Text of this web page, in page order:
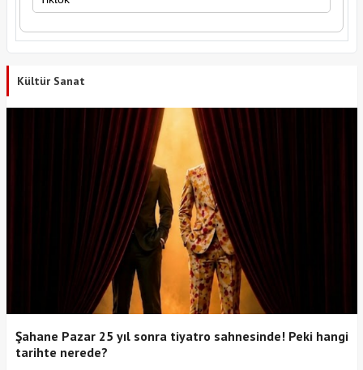
Kültür Sanat
Şahane Pazar 25 yıl sonra tiyatro sahnesinde! Peki hangi
tarihte nerede?